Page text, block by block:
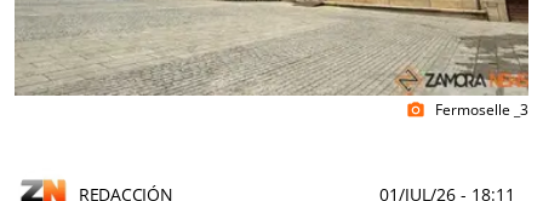
photo_camera Fermoselle _3
REDACCIÓN 01/JUL/26 - 18:11